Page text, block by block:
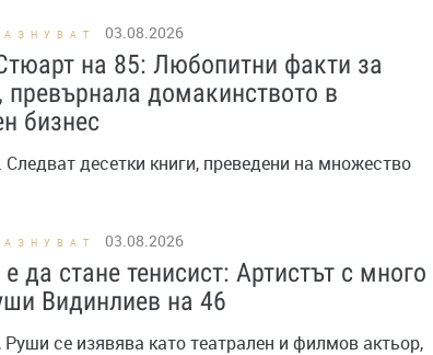
03.08.2026
на 85: Любопитни факти за
превърнала домакинството в
бизнес
. Следват десетки книги, преведени на множество
03.08.2026
да стане тенисист: Артистът с много
Видинлиев на 46
, Руши се изявява като театрален и филмов актьор,